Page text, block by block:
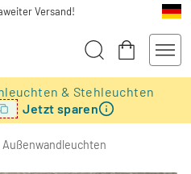
Versand!
& Stehleuchten
Jetzt sparen
Außenwandleuchten